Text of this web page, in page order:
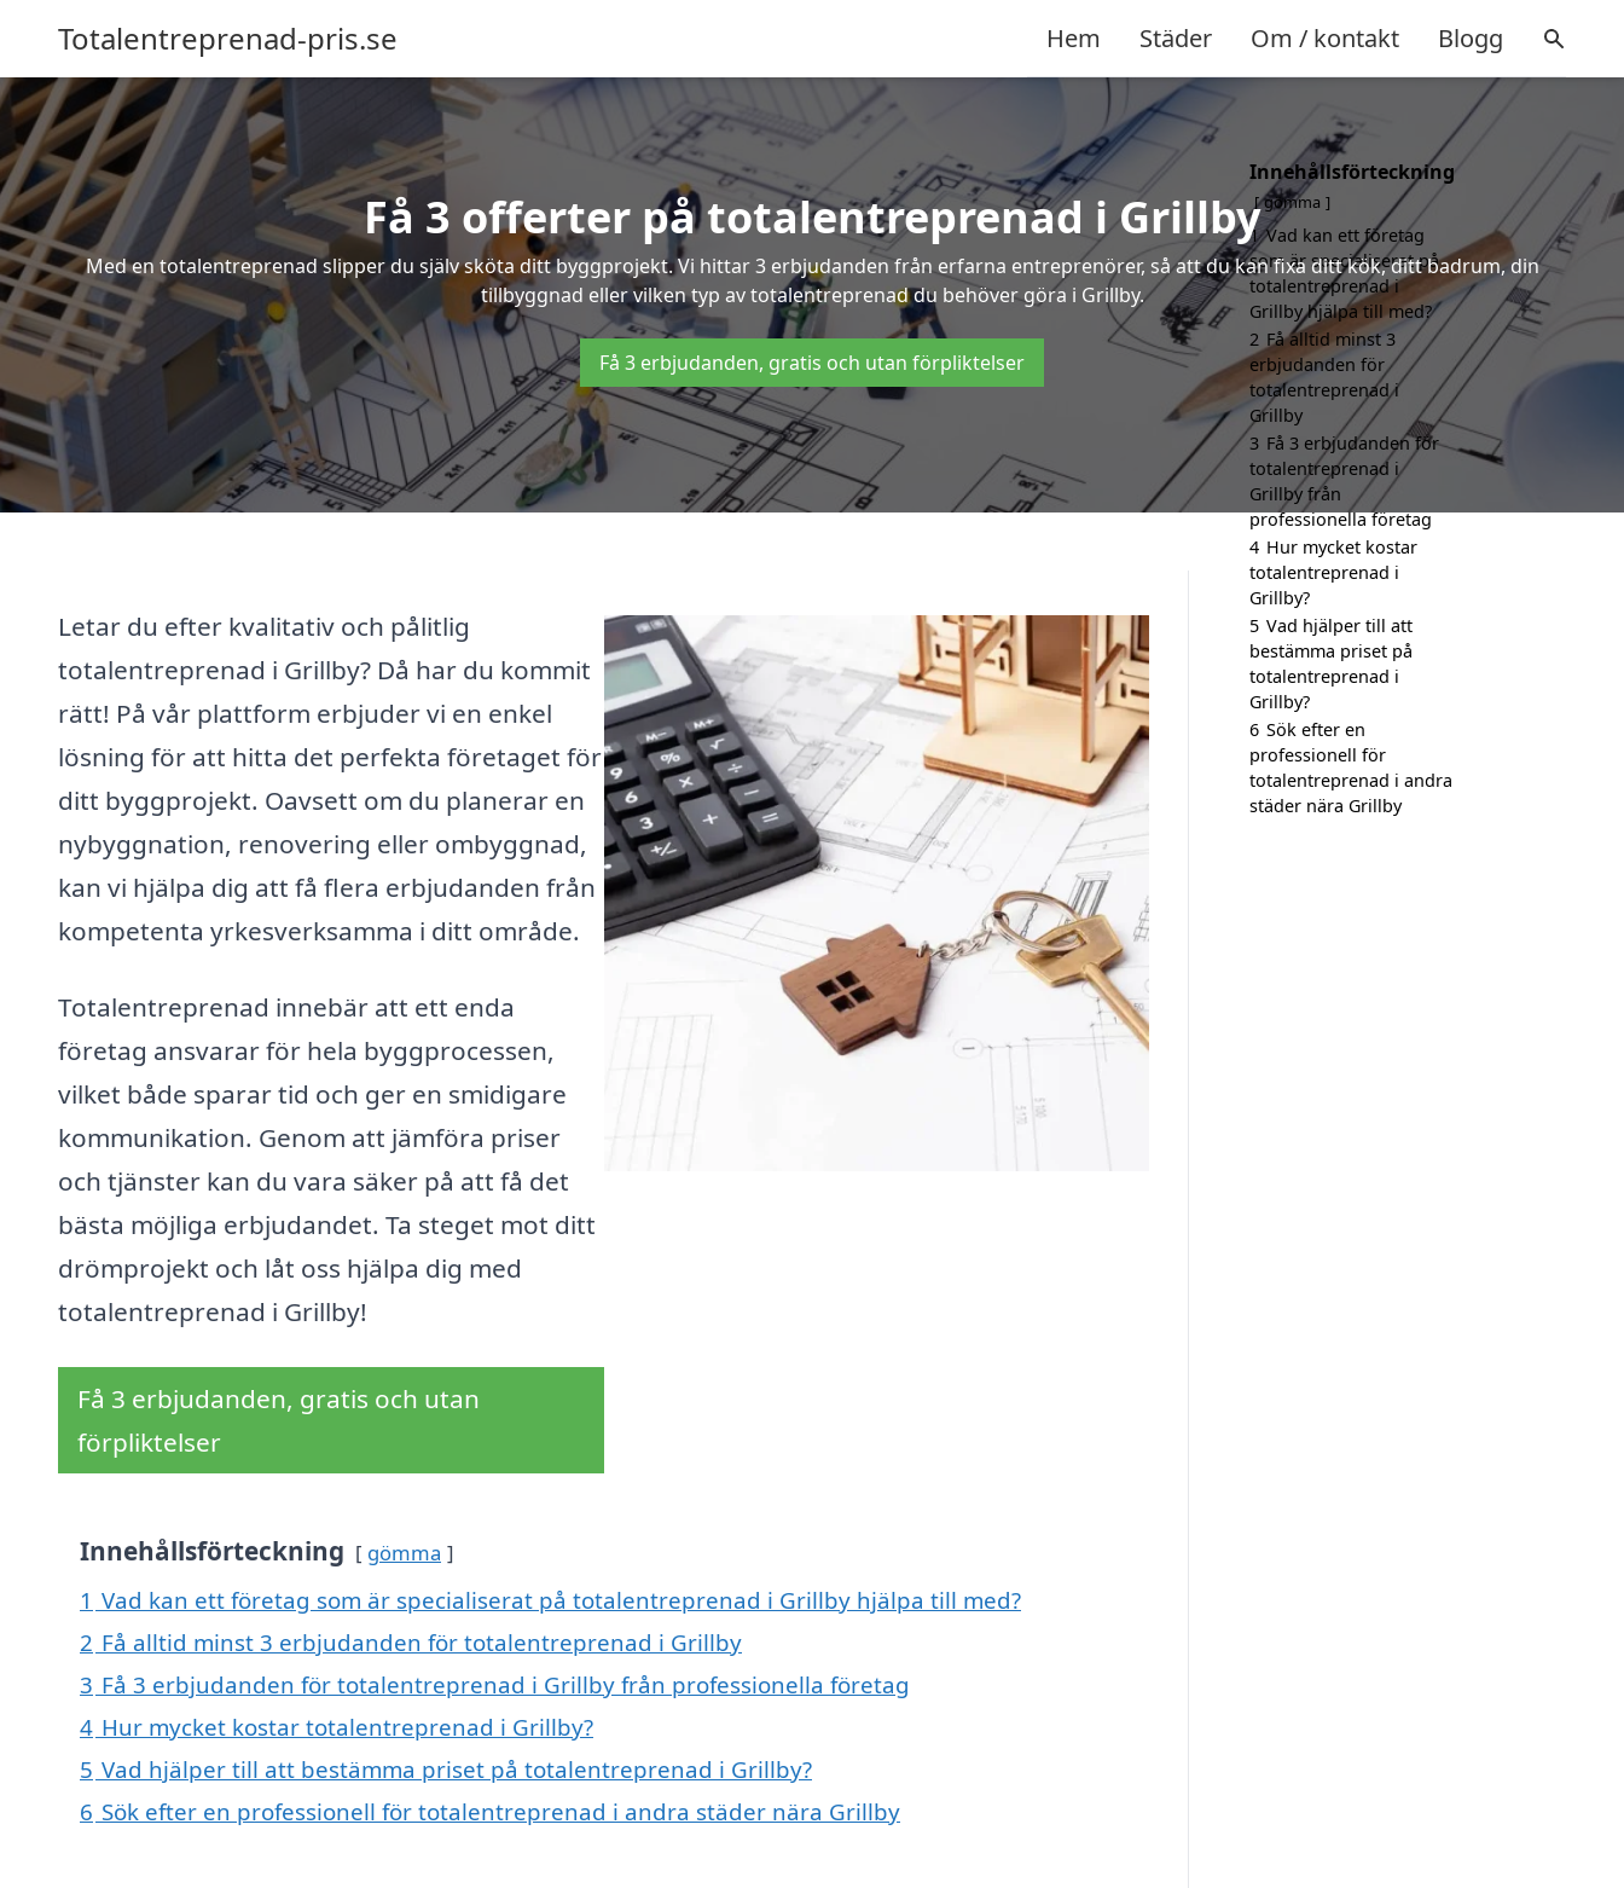
Totalentreprenad-pris.se Hem Städer Om / kontakt Blogg
Få 3 offerter på totalentreprenad i Grillby
Med en totalentreprenad slipper du själv sköta ditt byggprojekt. Vi hittar 3 erbjudanden från erfarna entreprenörer, så att du kan fixa ditt kök, ditt badrum, din
tillbyggnad eller vilken typ av totalentreprenad du behöver göra i Grillby.
Få 3 erbjudanden, gratis och utan förpliktelser
Letar du efter kvalitativ och pålitlig
totalentreprenad i Grillby? Då har du kommit
rätt! På vår plattform erbjuder vi en enkel
lösning för att hitta det perfekta företaget för
ditt byggprojekt. Oavsett om du planerar en
nybyggnation, renovering eller ombyggnad,
kan vi hjälpa dig att få flera erbjudanden från
kompetenta yrkesverksamma i ditt område.
Totalentreprenad innebär att ett enda
företag ansvarar för hela byggprocessen,
vilket både sparar tid och ger en smidigare
kommunikation. Genom att jämföra priser
och tjänster kan du vara säker på att få det
bästa möjliga erbjudandet. Ta steget mot ditt
drömprojekt och låt oss hjälpa dig med
totalentreprenad i Grillby!
Få 3 erbjudanden, gratis och utan
förpliktelser
Innehållsförteckning gömma
1 Vad kan ett företag som är specialiserat på totalentreprenad i Grillby hjälpa till med?
2 Få alltid minst 3 erbjudanden för totalentreprenad i Grillby
3 Få 3 erbjudanden för totalentreprenad i Grillby från professionella företag
4 Hur mycket kostar totalentreprenad i Grillby?
5 Vad hjälper till att bestämma priset på totalentreprenad i Grillby?
6 Sök efter en professionell för totalentreprenad i andra städer nära Grillby
Innehållsförteckning
gömma
1 Vad kan ett företag
som är specialiserat på
totalentreprenad i
Grillby hjälpa till med?
2 Få alltid minst 3
erbjudanden för
totalentreprenad i
Grillby
3 Få 3 erbjudanden för
totalentreprenad i
Grillby från
professionella företag
4 Hur mycket kostar
totalentreprenad i
Grillby?
5 Vad hjälper till att
bestämma priset på
totalentreprenad i
Grillby?
6 Sök efter en
professionell för
totalentreprenad i andra
städer nära Grillby